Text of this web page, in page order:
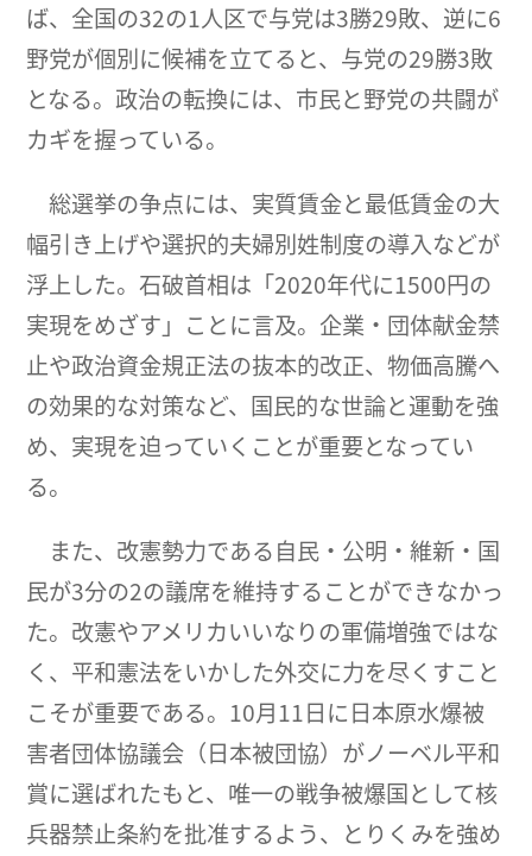
ば、全国の32の1人区で与党は3勝29敗、逆に6
野党が個別に候補を立てると、与党の29勝3敗
となる。政治の転換には、市民と野党の共闘が
カギを握っている。
総選挙の争点には、実質賃金と最低賃金の大
幅引き上げや選択的夫婦別姓制度の導入などが
浮上した。石破首相は「2020年代に1500円の
実現をめざす」ことに言及。企業・団体献金禁
止や政治資金規正法の抜本的改正、物価高騰へ
の効果的な対策など、国民的な世論と運動を強
め、実現を迫っていくことが重要となってい
る。
また、改憲勢力である自民・公明・維新・国
民が3分の2の議席を維持することができなかっ
た。改憲やアメリカいいなりの軍備増強ではな
く、平和憲法をいかした外交に力を尽くすこと
こそが重要である。10月11日に日本原水爆被
害者団体協議会（日本被団協）がノーベル平和
賞に選ばれたもと、唯一の戦争被爆国として核
兵器禁止条約を批准するよう、とりくみを強め